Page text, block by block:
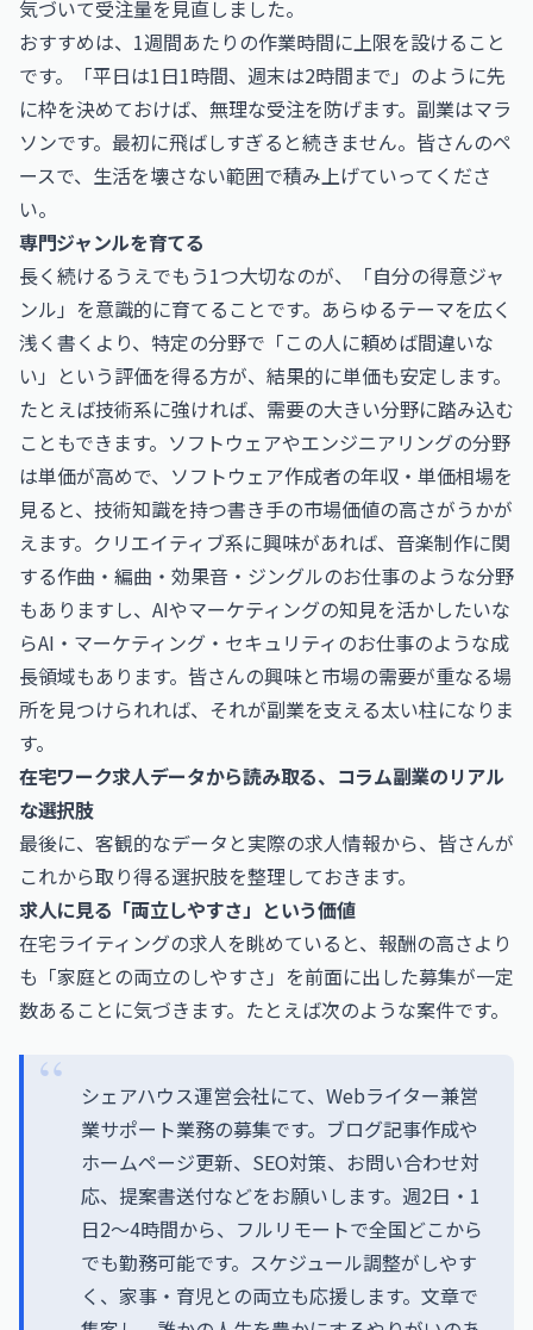
気づいて受注量を見直しました。
おすすめは、1週間あたりの作業時間に上限を設けること
です。「平日は1日1時間、週末は2時間まで」のように先
に枠を決めておけば、無理な受注を防げます。副業はマラ
ソンです。最初に飛ばしすぎると続きません。皆さんのペ
ースで、生活を壊さない範囲で積み上げていってくださ
い。
専門ジャンルを育てる
長く続けるうえでもう1つ大切なのが、「自分の得意ジャ
ンル」を意識的に育てることです。あらゆるテーマを広く
浅く書くより、特定の分野で「この人に頼めば間違いな
い」という評価を得る方が、結果的に単価も安定します。
たとえば技術系に強ければ、需要の大きい分野に踏み込む
こともできます。ソフトウェアやエンジニアリングの分野
は単価が高めで、 ソフトウェア作成者の年収・単価相場を
見ると、技術知識を持つ書き手の市場価値の高さがうかが
えます。クリエイティブ系に興味があれば、音楽制作に関
する作曲・編曲・効果音・ジングルのお仕事のような分野
もありますし、AIやマーケティングの知見を活かしたいな
らAI・マーケティング・セキュリティのお仕事のような成
長領域もあります。皆さんの興味と市場の需要が重なる場
所を見つけられれば、それが副業を支える太い柱になりま
す。
在宅ワーク求人データから読み取る、コラム副業のリアル
な選択肢
最後に、客観的なデータと実際の求人情報から、皆さんが
これから取り得る選択肢を整理しておきます。
求人に見る「両立しやすさ」という価値
在宅ライティングの求人を眺めていると、報酬の高さより
も「家庭との両立のしやすさ」を前面に出した募集が一定
数あることに気づきます。たとえば次のような案件です。
シェアハウス運営会社にて、Webライター兼営
業サポート業務の募集です。ブログ記事作成や
ホームページ更新、SEO対策、お問い合わせ対
応、提案書送付などをお願いします。週2日・1
日2～4時間から、フルリモートで全国どこから
でも勤務可能です。スケジュール調整がしやす
く、家事・育児との両立も応援します。文章で